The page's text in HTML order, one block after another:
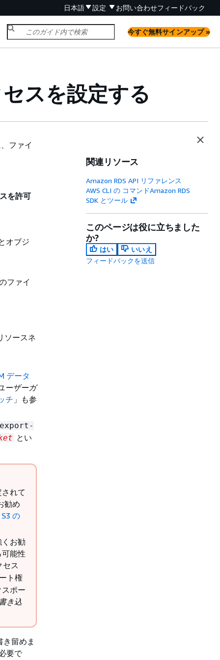
日本語 設定 お問い合わせフィードバック
今すぐ無料サインアップ »
スを設定する
ファイ
を許可
オブジ
ファイ
ソースネ
データ
ーザーガ
チ 」も参
とい
れて
勧め
の
お勧
能性
セス
ト権
ポー
き込
留めま
要で
関連リソース
Amazon RDS API リファレンス
AWS CLI の コマンドAmazon RDS
SDK とツール
このページは役に立ちました
か?
はい
いいえ
フィードバックを送信